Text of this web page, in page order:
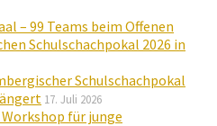
– 99 Teams beim Offenen
Schulschachpokal 2026 in
Schulschachpokal
17. Juli 2026
für junge